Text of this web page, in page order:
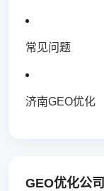
常见问题
济南GEO优化
GEO优化公